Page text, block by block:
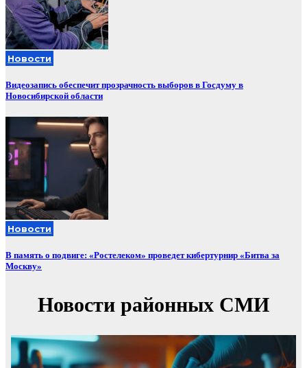
Новости
Видеозапись обеспечит прозрачность выборов в Госдуму в
Новосибирской области
Новости
В память о подвиге: «Ростелеком» проведет кибертурнир «Битва за
Москву»